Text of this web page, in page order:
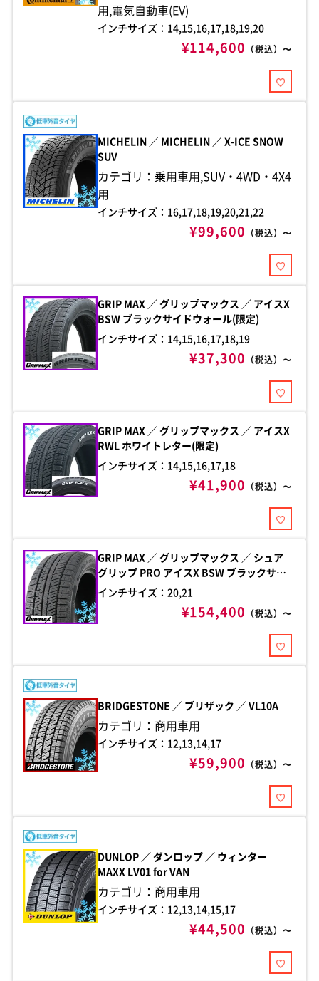
用,電気自動車(EV)
インチサイズ：14,15,16,17,18,19,20
¥114,600 （税込）〜
MICHELIN ／ MICHELIN ／ X-ICE SNOW
SUV
カテゴリ：乗用車用,SUV・4WD・4X4
用
インチサイズ：16,17,18,19,20,21,22
¥99,600 （税込）〜
GRIP MAX ／ グリップマックス ／ アイスX
BSW ブラックサイドウォール(限定)
インチサイズ：14,15,16,17,18,19
¥37,300 （税込）〜
GRIP MAX ／ グリップマックス ／ アイスX
RWL ホワイトレター(限定)
インチサイズ：14,15,16,17,18
¥41,900 （税込）〜
GRIP MAX ／ グリップマックス ／ シュア
グリップ PRO アイスX BSW ブラックサイ
ドウォール(限定)
インチサイズ：20,21
¥154,400 （税込）〜
BRIDGESTONE ／ ブリザック ／ VL10A
カテゴリ：商用車用
インチサイズ：12,13,14,17
¥59,900 （税込）〜
DUNLOP ／ ダンロップ ／ ウィンター
MAXX LV01 for VAN
カテゴリ：商用車用
インチサイズ：12,13,14,15,17
¥44,500 （税込）〜